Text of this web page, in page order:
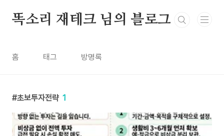
똑소리 재테크 님의 블로그
홈 태그 방명록
초보투자전략 1